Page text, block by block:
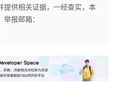
提供相关证据，一经查实，本
报邮箱：